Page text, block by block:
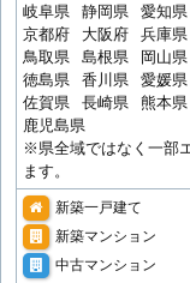
岐阜県
静岡県 愛知県
京都府
大阪府 兵庫県
鳥取県
島根県 岡山県
徳島県
香川県 愛媛県
佐賀県
長崎県 熊本県
鹿児島県
※県全域ではなく一部
ます。
新築一戸建て
新築マンション
中古マンション